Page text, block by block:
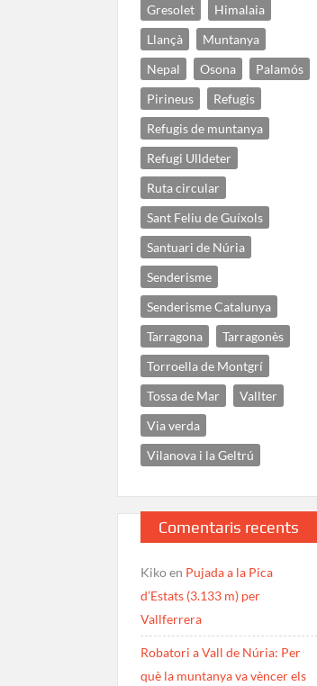
Gresolet
Himalaia
Llançà
Muntanya
Nepal
Osona
Palamós
Pirineus
Refugis
Refugis de muntanya
Refugi Ulldeter
Ruta circular
Sant Feliu de Guíxols
Santuari de Núria
Senderisme
Senderisme Catalunya
Tarragona
Tarragonès
Torroella de Montgrí
Tossa de Mar
Vallter
Via verda
Vilanova i la Geltrú
Comentaris recents
Kikoen Pujada a la Pica
d’Estats (3.133 m) per
Vallferrera
Robatori a Vall de Núria: Per
què la muntanya va vèncer els